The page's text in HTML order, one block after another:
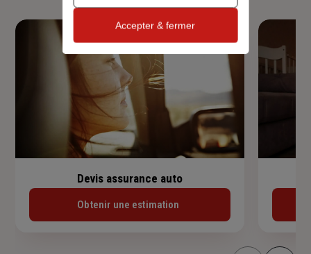
Devis assurance auto
Obtenir une estimation
Accepter & fermer